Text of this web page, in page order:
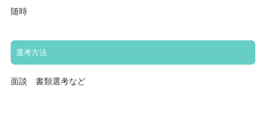
随時
選考方法
面談 書類選考など